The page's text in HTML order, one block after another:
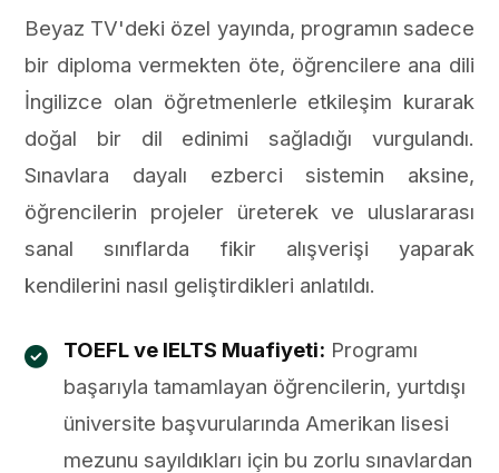
Beyaz TV'deki özel yayında, programın sadece
bir diploma vermekten öte, öğrencilere ana dili
İngilizce olan öğretmenlerle etkileşim kurarak
doğal bir dil edinimi sağladığı vurgulandı.
Sınavlara dayalı ezberci sistemin aksine,
öğrencilerin projeler üreterek ve uluslararası
sanal sınıflarda fikir alışverişi yaparak
kendilerini nasıl geliştirdikleri anlatıldı.
TOEFL ve IELTS Muafiyeti: Programı
başarıyla tamamlayan öğrencilerin, yurtdışı
üniversite başvurularında Amerikan lisesi
mezunu sayıldıkları için bu zorlu sınavlardan